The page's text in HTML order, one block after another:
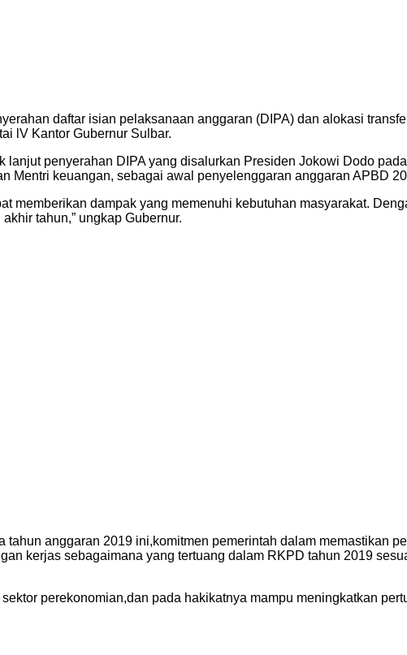
daftar isian pelaksanaan anggaran (DIPA) dan alokasi
lV Kantor Gubernur Sulbar.
penyerahan DIPA yang disalurkan Presiden Jokowi Dodo
Mentri keuangan, sebagai awal penyelenggaran anggaran APBD
memberikan dampak yang memenuhi kebutuhan masyarakat.
tahun,” ungkap Gubernur.
anggaran 2019 ini,komitmen pemerintah dalam memastikan
kerjas sebagaimana yang tertuang dalam RKPD tahun 2019
perekonomian,dan pada hakikatnya mampu meningkatkan